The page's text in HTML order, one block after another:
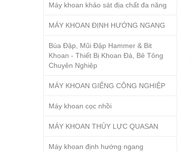
Máy khoan khảo sát địa chất đa năng
MÁY KHOAN ĐỊNH HƯỚNG NGANG
Búa Đập, Mũi Đập Hammer & Bit
Khoan - Thiết Bị Khoan Đá, Bê Tông
Chuyên Nghiệp
MÁY KHOAN GIẾNG CÔNG NGHIỆP
Máy khoan cọc nhồi
MÁY KHOAN THỦY LỰC QUASAN
Máy khoan định hướng ngang